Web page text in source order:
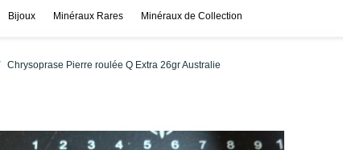
Bijoux Minéraux Rares Minéraux de Collection
Chrysoprase Pierre roulée Q Extra 26gr Australie